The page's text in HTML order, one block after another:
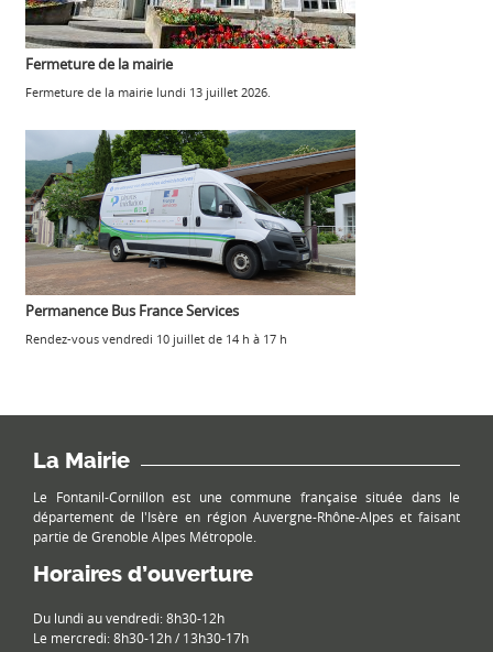
Fermeture de la mairie
Fermeture de la mairie lundi 13 juillet 2026.
Permanence Bus France Services
Rendez-vous vendredi 10 juillet de 14 h à 17 h
La Mairie
Le Fontanil-Cornillon est une commune française située dans le
département de l'Isère en région Auvergne-Rhône-Alpes et faisant
partie de Grenoble Alpes Métropole.
Horaires d’ouverture
Du lundi au vendredi: 8h30-12h
Le mercredi: 8h30-12h / 13h30-17h